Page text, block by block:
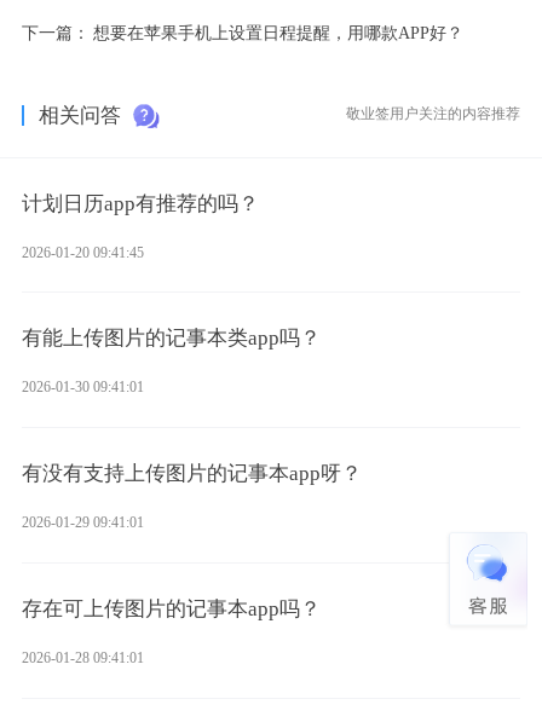
下一篇： 想要在苹果手机上设置日程提醒，用哪款APP好？
相关问答 敬业签用户关注的内容推荐
计划日历app有推荐的吗？
2026-01-20 09:41:45
有能上传图片的记事本类app吗？
2026-01-30 09:41:01
有没有支持上传图片的记事本app呀？
2026-01-29 09:41:01
存在可上传图片的记事本app吗？
2026-01-28 09:41:01